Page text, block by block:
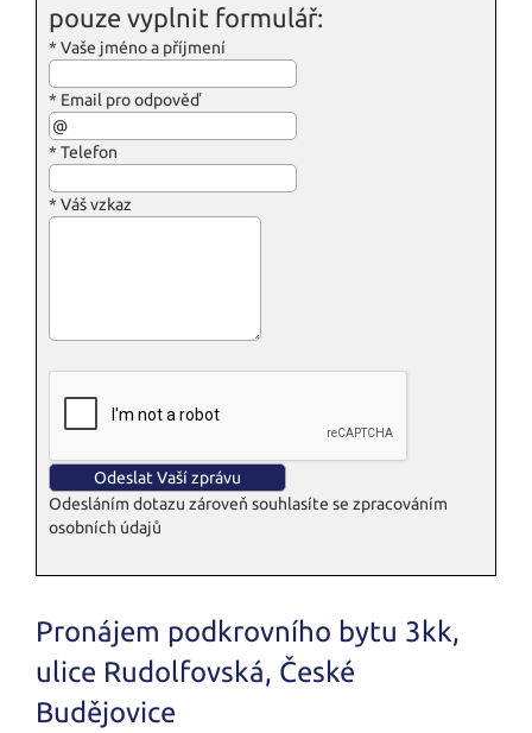
pouze vyplnit formulář:
* Vaše jméno a příjmení
* Email pro odpověď
* Telefon
* Váš vzkaz
Odesláním dotazu zároveň souhlasíte se zpracováním
osobních údajů
Pronájem podkrovního bytu 3kk,
ulice Rudolfovská, České
Budějovice